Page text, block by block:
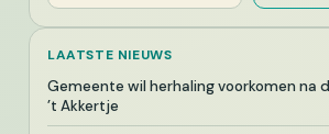
LAATSTE NIEUWS
Gemeente wil herhaling voorkomen na
’t Akkertje